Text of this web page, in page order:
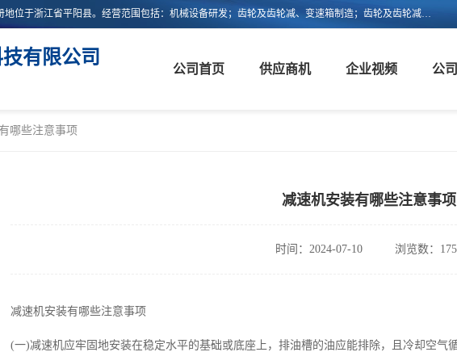
浙江新诚减速机科技有限公司成立于2006年，注册地位于浙江省平阳县。经营范围包括：机械设备研发；齿轮及齿轮减、变速箱制造；齿轮及齿轮减、变速箱销售；轴承、齿轮和传动部件制造；轴承、齿轮和传动部件销售；货物进出口；技术进出口等。
有限公司
公司首页 供应商机 企业视频 公
哪些注意事项
减速机安装有哪些注意事项
时间：2024-07-10 浏览数：
减速机安装有哪些注意事项
(一)减速机应牢固地安装在稳定水平的基础或底座上，排油槽的油应能排除，且冷却空气